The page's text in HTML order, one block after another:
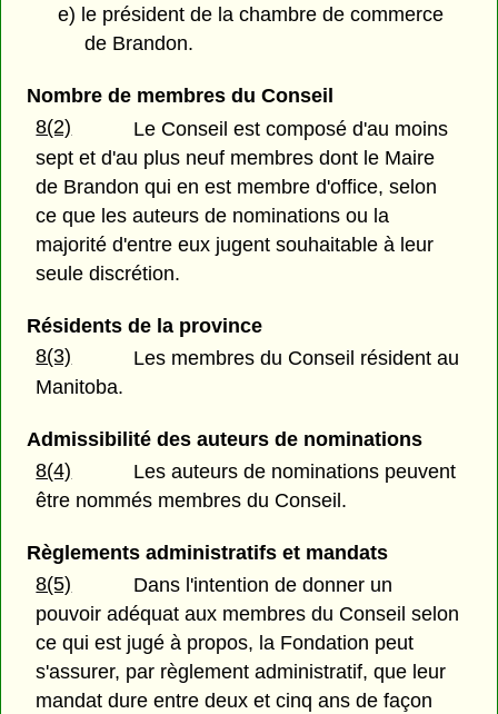
e) le président de la chambre de commerce
de Brandon.
Nombre de membres du Conseil
8(2)
Le Conseil est composé d'au moins
sept et d'au plus neuf membres dont le Maire
de Brandon qui en est membre d'office, selon
ce que les auteurs de nominations ou la
majorité d'entre eux jugent souhaitable à leur
seule discrétion.
Résidents de la province
8(3)
Les membres du Conseil résident au
Manitoba.
Admissibilité des auteurs de nominations
8(4)
Les auteurs de nominations peuvent
être nommés membres du Conseil.
Règlements administratifs et mandats
8(5)
Dans l'intention de donner un
pouvoir adéquat aux membres du Conseil selon
ce qui est jugé à propos, la Fondation peut
s'assurer, par règlement administratif, que leur
mandat dure entre deux et cinq ans de façon